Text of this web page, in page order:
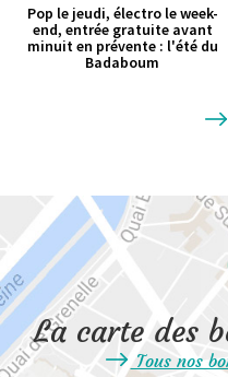
Pop le jeudi, électro le week-
end, entrée gratuite avant
minuit en prévente : l'été du
Badaboum
La carte des
Tous nos